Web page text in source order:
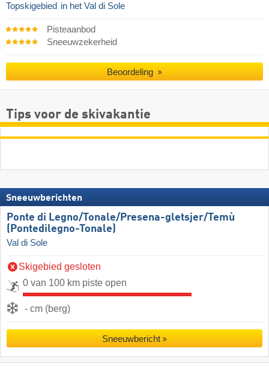
Topskigebied in het Val di Sole
Pisteaanbod
Sneeuwzekerheid
Beoordeling
Tips voor de skivakantie
Sneeuwberichten
Ponte di Legno/​​Tonale/​​Presena-gletsjer/​​Temù
(Pontedilegno-Tonale)
Val di Sole
Skigebied gesloten
0 van 100 km piste open
- cm (berg)
Sneeuwbericht